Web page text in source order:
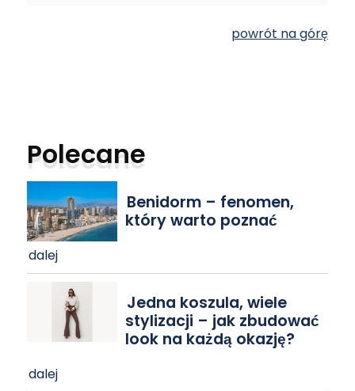
powrót na górę
Polecane
Benidorm – fenomen,
który warto poznać
dalej
Jedna koszula, wiele
stylizacji – jak zbudować
look na każdą okazję?
dalej